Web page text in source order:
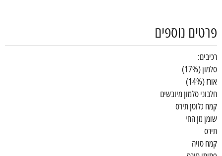
פרטים נוספים
רכיבים:
סלמון (17%)
אורז (14%)
חלבוני סלמון מיובשים
קמח גלוטן תירס
שומן מן החי
תירס
קמח סויה